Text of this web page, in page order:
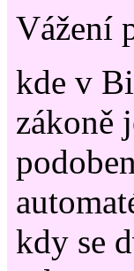
Vážení
kde v
zákoně
kdy se